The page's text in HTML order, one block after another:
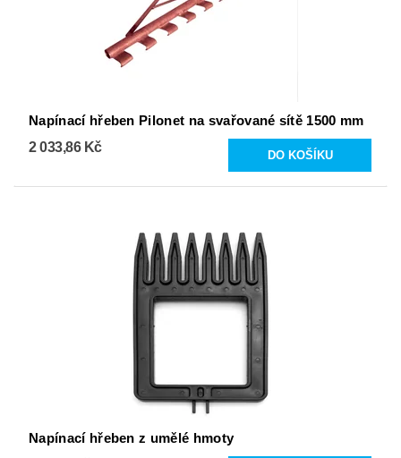
Napínací hřeben Pilonet na svařované sítě 1500 mm
2 033,86 Kč
Napínací hřeben z umělé hmoty